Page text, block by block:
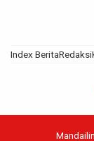
Index BeritaRedaksi